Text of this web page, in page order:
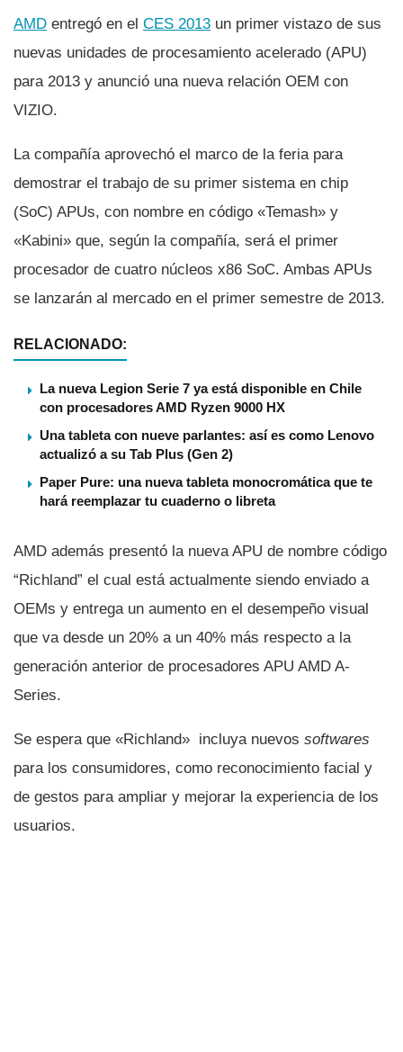
AMD entregó en el CES 2013 un primer vistazo de sus
nuevas unidades de procesamiento acelerado (APU)
para 2013 y anunció una nueva relación OEM con
VIZIO.
La compañí­a aprovechó el marco de la feria para
demostrar el trabajo de su primer sistema en chip
(SoC) APUs, con nombre en código «Temash» y
«Kabini» que, según la compañí­a, será el primer
procesador de cuatro núcleos x86 SoC. Ambas APUs
se lanzarán al mercado en el primer semestre de 2013.
RELACIONADO:
La nueva Legion Serie 7 ya está disponible en Chile
con procesadores AMD Ryzen 9000 HX
Una tableta con nueve parlantes: así es como Lenovo
actualizó a su Tab Plus (Gen 2)
Paper Pure: una nueva tableta monocromática que te
hará reemplazar tu cuaderno o libreta
AMD además presentó la nueva APU de nombre código
“Richland” el cual está actualmente siendo enviado a
OEMs y entrega un aumento en el desempeño visual
que va desde un 20% a un 40% más respecto a la
generación anterior de procesadores APU AMD A-
Series.
Se espera que «Richland» incluya nuevos softwares
para los consumidores, como reconocimiento facial y
de gestos para ampliar y mejorar la experiencia de los
usuarios.